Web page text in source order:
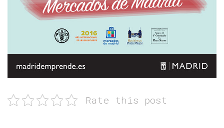
Rate this post